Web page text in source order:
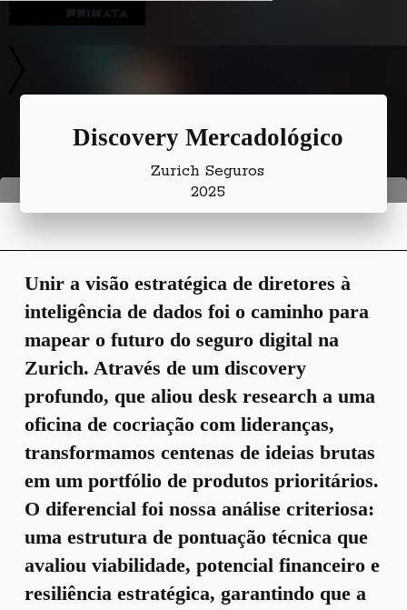
Blog
Discovery Mercadológico
Zurich Seguros
2025
Unir a visão estratégica de diretores à
inteligência de dados foi o caminho para
mapear o futuro do seguro digital na
Zurich. Através de um discovery
profundo, que aliou desk research a uma
oficina de cocriação com lideranças,
transformamos centenas de ideias brutas
em um portfólio de produtos prioritários.
O diferencial foi nossa análise criteriosa:
uma estrutura de pontuação técnica que
avaliou viabilidade, potencial financeiro e
resiliência estratégica, garantindo que a